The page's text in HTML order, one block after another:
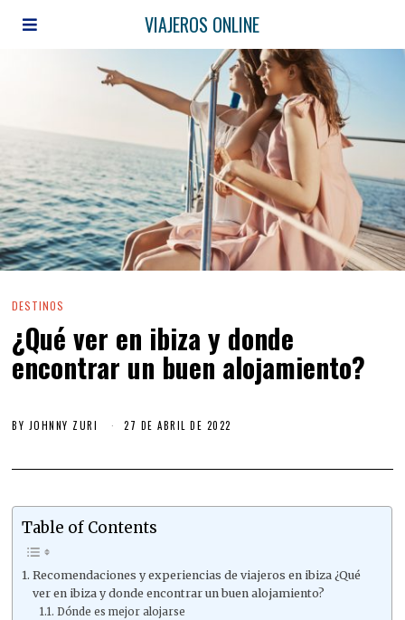
VIAJEROS ONLINE
DESTINOS
¿Qué ver en ibiza y donde
encontrar un buen alojamiento?
BY JOHNNY ZURI 27 DE ABRIL DE 2022
Table of Contents
Recomendaciones y experiencias de viajeros en ibiza ¿Qué
ver en ibiza y donde encontrar un buen alojamiento?
Dónde es mejor alojarse